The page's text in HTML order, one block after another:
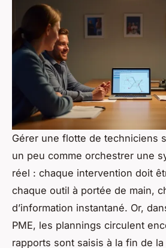
Gérer une flotte de techniciens
un peu comme orchestrer une
réel : chaque intervention doit
chaque outil à portée de main,
d’information instantané. Or,
PME, les plannings circulent
rapports sont saisis à la fin de